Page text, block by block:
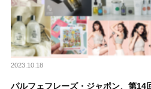
2023.10.18
パルフェフレーズ・ジャポン、第14